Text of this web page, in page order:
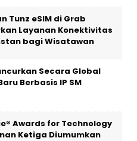
Tunz eSIM di Grab
Layanan Konektivitas
bagi Wisatawan
Secara Global
Berbasis IP SM
Awards for Technology
Ketiga Diumumkan